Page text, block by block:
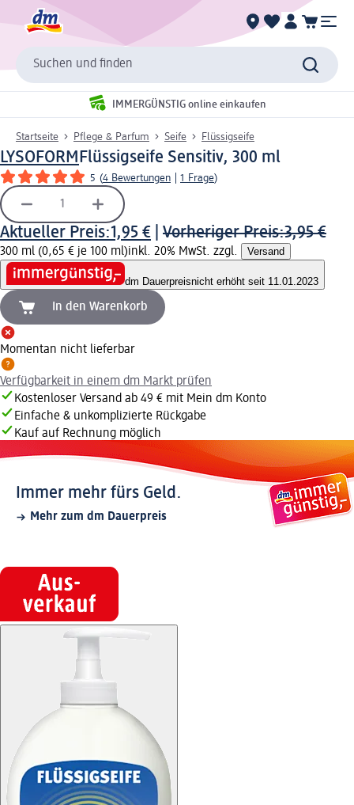
Suchen und finden
IMMERGÜNSTIG online einkaufen
Startseite Pflege & Parfum Seife Flüssigseife
LYSOFORMFlüssigseife Sensitiv, 300 ml
5 (4 Bewertungen 1 Frage)
Aktueller Preis:1,95 € Vorheriger Preis:3,95 €
300 ml (0,65 € je 100 ml)inkl. 20% MwSt. zzgl. Versand
dm Dauerpreisnicht erhöht seit 11.01.2023
In den Warenkorb
Momentan nicht lieferbar
Verfügbarkeit in einem dm Markt prüfen
Kostenloser Versand ab 49 € mit Mein dm Konto
Einfache & unkomplizierte Rückgabe
Kauf auf Rechnung möglich
Immer mehr fürs Geld.
Mehr zum dm Dauerpreis